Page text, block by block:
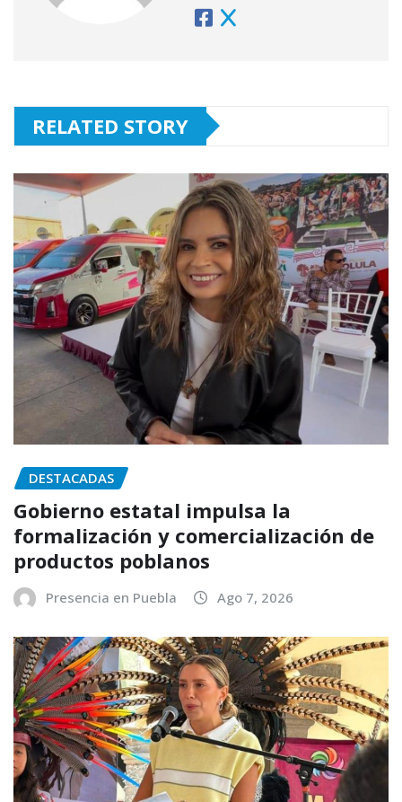
RELATED STORY
DESTACADAS
Gobierno estatal impulsa la
formalización y comercialización de
productos poblanos
Presencia en Puebla Ago 7, 2026